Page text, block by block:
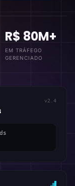
R$ 80M+
EM TRÁFEGO
GERENCIADO
v2.4